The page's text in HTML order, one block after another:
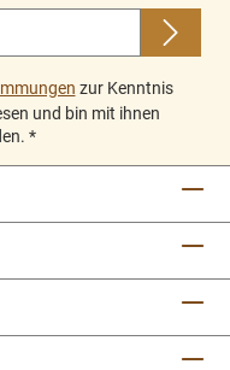
zur Kenntnis
und bin mit ihnen
*